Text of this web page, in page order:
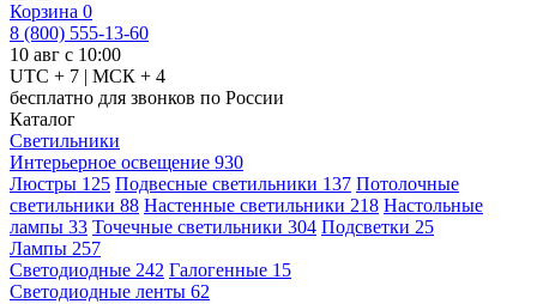
Корзина 0
8 (800) 555-13-60
10 авг с 10:00
UTC + 7 | МСК + 4
бесплатно для звонков по России
Каталог
Светильники
Интерьерное освещение 930
Люстры 125 Подвесные светильники 137 Потолочные
светильники 88 Настенные светильники 218 Настольные
лампы 33 Точечные светильники 304 Подсветки 25
Лампы 257
Светодиодные 242 Галогенные 15
Светодиодные ленты 62